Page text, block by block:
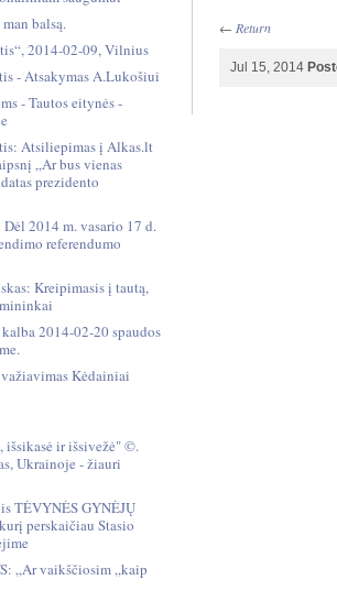
← Return
Jul 15, 2014
balsą.
2014-02-09, Vilnius
- Atsakymas A.Lukošiui
- Tautos eitynės -
Atsiliepimas į Alkas.lt
„Ar bus vienas
prezidento
2014 m. vasario 17 d.
referendumo
Kreipimasis į tautą,
2014-02-20 spaudos
Kėdainiai
išsikasė ir išsivežė" ©.
Ukrainoje - žiauri
TĖVYNĖS GYNĖJŲ
perskaičiau Stasio
„Ar vaikščiosim „kaip